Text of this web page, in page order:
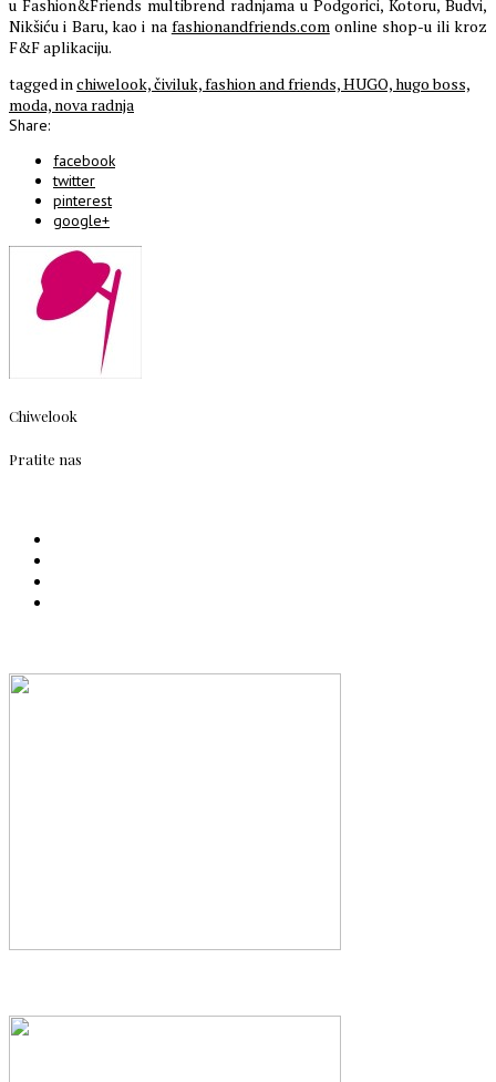
u Fashion&Friends multibrend radnjama u Podgorici, Kotoru, Budvi,
Nikšiću i Baru, kao i na fashionandfriends.com online shop-u ili kroz
F&F aplikaciju.
tagged in chiwelook,čiviluk,fashion and friends,HUGO,hugo boss,
moda, nova radnja
Share:
facebook
twitter
pinterest
google+
Chiwelook
Pratite nas